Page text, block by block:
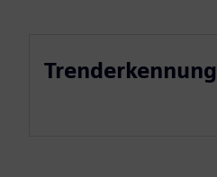
Trenderkennung